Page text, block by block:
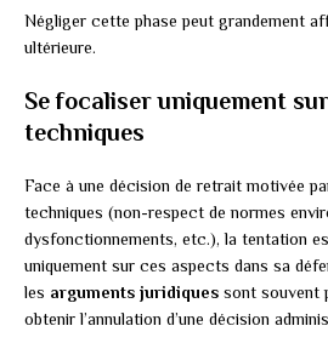
Négliger cette phase peut grandement
ultérieure.
Se focaliser uniquement
techniques
Face à une décision de retrait motivée
techniques (non-respect de normes
dysfonctionnements, etc.), la tentation
uniquement sur ces aspects dans sa
les arguments juridiques sont souvent
obtenir l’annulation d’une décision